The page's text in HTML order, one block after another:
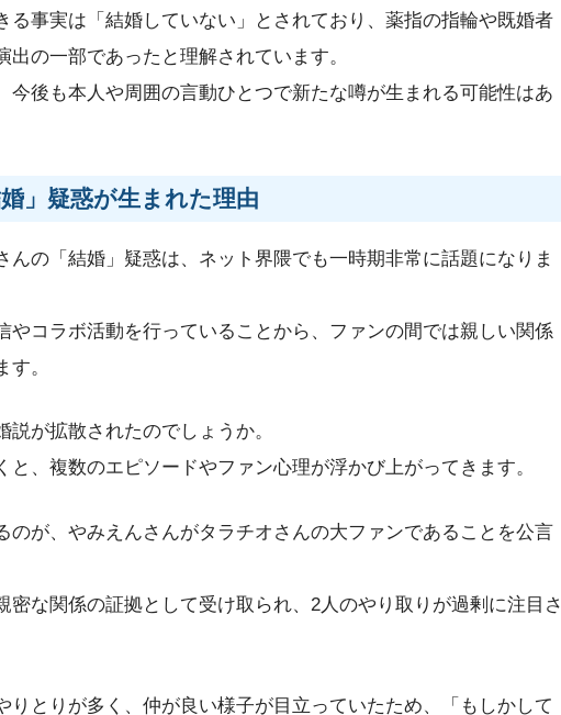
る事実は「結婚していない」とされており、薬指の指輪や既婚者
出の一部であったと理解されています。
今後も本人や周囲の言動ひとつで新たな噂が生まれる可能性はあ
」疑惑が生まれた理由
んの「結婚」疑惑は、ネット界隈でも一時期非常に話題になりま
やコラボ活動を行っていることから、ファンの間では親しい関係
。
説が拡散されたのでしょうか。
と、複数のエピソードやファン心理が浮かび上がってきます。
のが、やみえんさんがタラチオさんの大ファンであることを公言
密な関係の証拠として受け取られ、2人のやり取りが過剰に注目さ
りとりが多く、仲が良い様子が目立っていたため、「もしかして